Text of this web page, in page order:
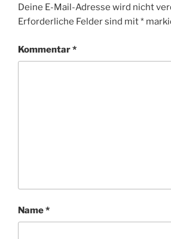
Deine E-Mail-Adresse wird nicht
Erforderliche Felder sind mit*
Kommentar*
Name*